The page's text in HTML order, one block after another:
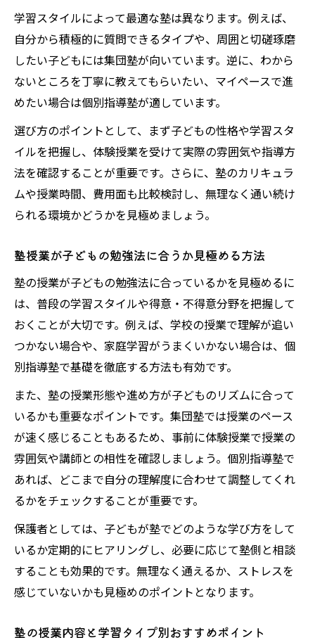
学習スタイルによって最適な塾は異なります。例えば、
自分から積極的に質問できるタイプや、周囲と切磋琢磨
したい子どもには集団塾が向いています。逆に、わから
ないところを丁寧に教えてもらいたい、マイペースで進
めたい場合は個別指導塾が適しています。
選び方のポイントとして、まず子どもの性格や学習スタ
イルを把握し、体験授業を受けて実際の雰囲気や指導方
法を確認することが重要です。さらに、塾のカリキュラ
ムや授業時間、費用面も比較検討し、無理なく通い続け
られる環境かどうかを見極めましょう。
塾授業が子どもの勉強法に合うか見極める方法
塾の授業が子どもの勉強法に合っているかを見極めるに
は、普段の学習スタイルや得意・不得意分野を把握して
おくことが大切です。例えば、学校の授業で理解が追い
つかない場合や、家庭学習がうまくいかない場合は、個
別指導塾で基礎を徹底する方法も有効です。
また、塾の授業形態や進め方が子どものリズムに合って
いるかも重要なポイントです。集団塾では授業のペース
が速く感じることもあるため、事前に体験授業で授業の
雰囲気や講師との相性を確認しましょう。個別指導塾で
あれば、どこまで自分の理解度に合わせて調整してくれ
るかをチェックすることが重要です。
保護者としては、子どもが塾でどのような学び方をして
いるか定期的にヒアリングし、必要に応じて塾側と相談
することも効果的です。無理なく通えるか、ストレスを
感じていないかも見極めのポイントとなります。
塾の授業内容と学習タイプ別おすすめポイント